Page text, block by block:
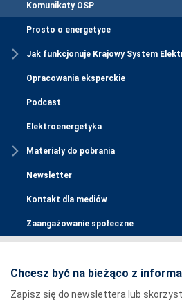
Komunikaty OSP
Prosto o energetyce
Jak funkcjonuje Krajowy System
Opracowania eksperckie
Podcast
Elektroenergetyka
Materiały do pobrania
Newsletter
Kontakt dla mediów
Zaangażowanie społeczne
Chcesz być na bieżąco z
Zapisz się do newslettera lub